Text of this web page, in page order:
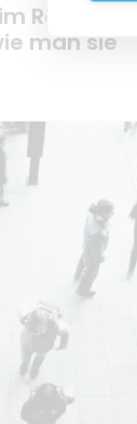
Reisen mit
man sie